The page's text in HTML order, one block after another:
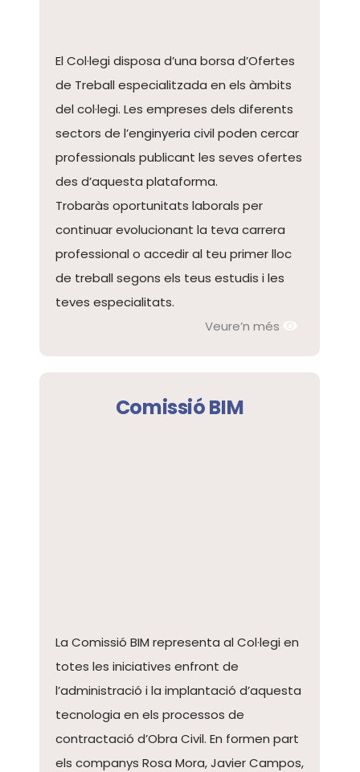
El Col·legi disposa d’una borsa d’Ofertes
de Treball especialitzada en els àmbits
del col·legi. Les empreses dels diferents
sectors de l’enginyeria civil poden cercar
professionals publicant les seves ofertes
des d’aquesta plataforma.
Trobaràs oportunitats laborals per
continuar evolucionant la teva carrera
professional o accedir al teu primer lloc
de treball segons els teus estudis i les
teves especialitats.
Veure’n més
Comissió BIM
La Comissió BIM representa al Col·legi en
totes les iniciatives enfront de
l’administració i la implantació d’aquesta
tecnologia en els processos de
contractació d’Obra Civil. En formen part
els companys Rosa Mora, Javier Campos,